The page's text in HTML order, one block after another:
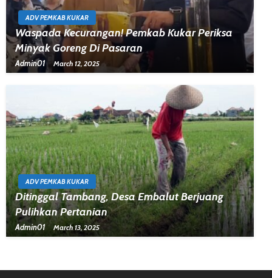
ADV PEMKAB KUKAR
Waspada Kecurangan! Pemkab Kukar Periksa
Minyak Goreng Di Pasaran
Admin01 March 12, 2025
ADV PEMKAB KUKAR
Ditinggal Tambang, Desa Embalut Berjuang
Pulihkan Pertanian
Admin01 March 13, 2025